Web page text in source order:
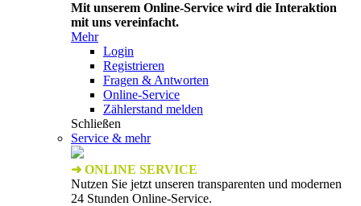
Mit unserem Online-Service wird die Interaktion
mit uns vereinfacht.
Mehr
Login
Registrieren
Fragen & Antworten
Online-Service
Zählerstand melden
Schließen
Service & mehr
➜ ONLINE SERVICE
Nutzen Sie jetzt unseren transparenten und modernen
24 Stunden Online-Service.